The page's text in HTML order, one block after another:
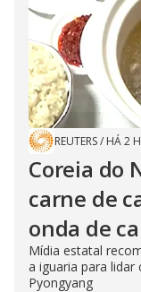
REUTERS/ HÁ 2
Coreia do
carne de
onda de
Mídia estatal
a iguaria para lidar
Pyongyang